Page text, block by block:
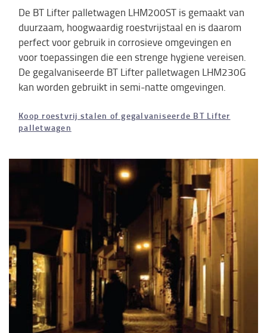
De BT Lifter palletwagen LHM200ST is gemaakt van
duurzaam, hoogwaardig roestvrijstaal en is daarom
perfect voor gebruik in corrosieve omgevingen en
voor toepassingen die een strenge hygiene vereisen.
De gegalvaniseerde BT Lifter palletwagen LHM230G
kan worden gebruikt in semi-natte omgevingen.
Koop roestvrij stalen of gegalvaniseerde BT Lifter
palletwagen